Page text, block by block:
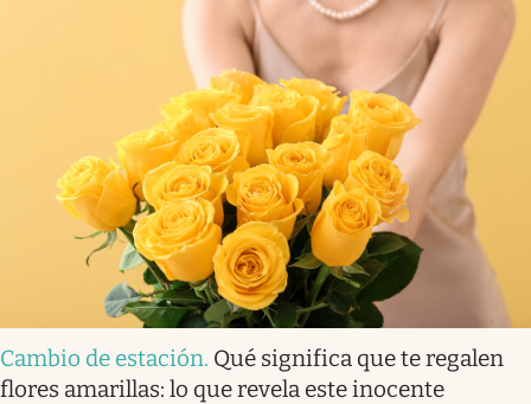
Cambio de estación. Qué significa que te regalen
flores amarillas: lo que revela este inocente